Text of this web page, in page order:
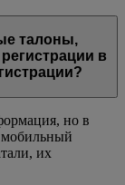
талоны,
в
но в
мобильный
их